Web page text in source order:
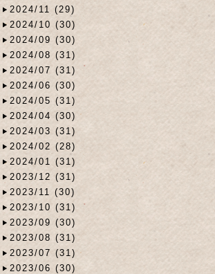
2024/11 (29)
2024/10 (30)
2024/09 (30)
2024/08 (31)
2024/07 (31)
2024/06 (30)
2024/05 (31)
2024/04 (30)
2024/03 (31)
2024/02 (28)
2024/01 (31)
2023/12 (31)
2023/11 (30)
2023/10 (31)
2023/09 (30)
2023/08 (31)
2023/07 (31)
2023/06 (30)